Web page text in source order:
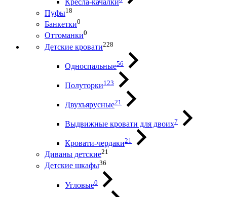
Пуфы18
Банкетки0
Оттоманки0
Детские кровати228
Односпальные56
Полуторки123
Двухъярусные21
Выдвижные кровати для двоих7
Кровати-чердаки21
Диваны детские21
Детские шкафы36
Угловые0